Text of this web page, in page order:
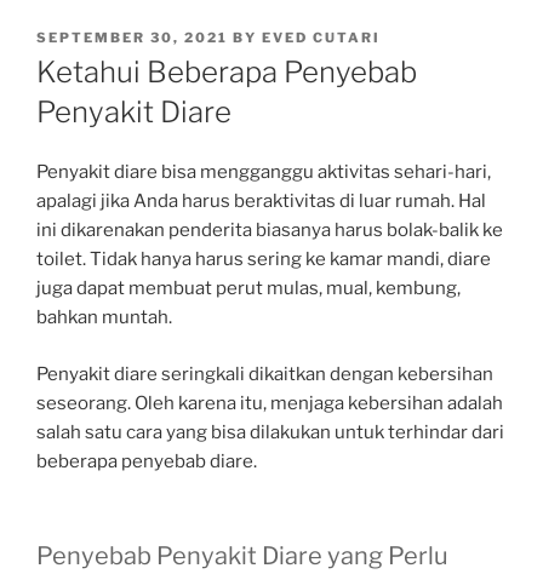
POSTED
ON
SEPTEMBER 30, 2021 BY EVED CUTARI
Ketahui Beberapa Penyebab
Penyakit Diare
Penyakit diare bisa mengganggu aktivitas sehari-hari,
apalagi jika Anda harus beraktivitas di luar rumah. Hal
ini dikarenakan penderita biasanya harus bolak-balik ke
toilet. Tidak hanya harus sering ke kamar mandi, diare
juga dapat membuat perut mulas, mual, kembung,
bahkan muntah.
Penyakit diare seringkali dikaitkan dengan kebersihan
seseorang. Oleh karena itu, menjaga kebersihan adalah
salah satu cara yang bisa dilakukan untuk terhindar dari
beberapa penyebab diare.
Penyebab Penyakit Diare yang Perlu